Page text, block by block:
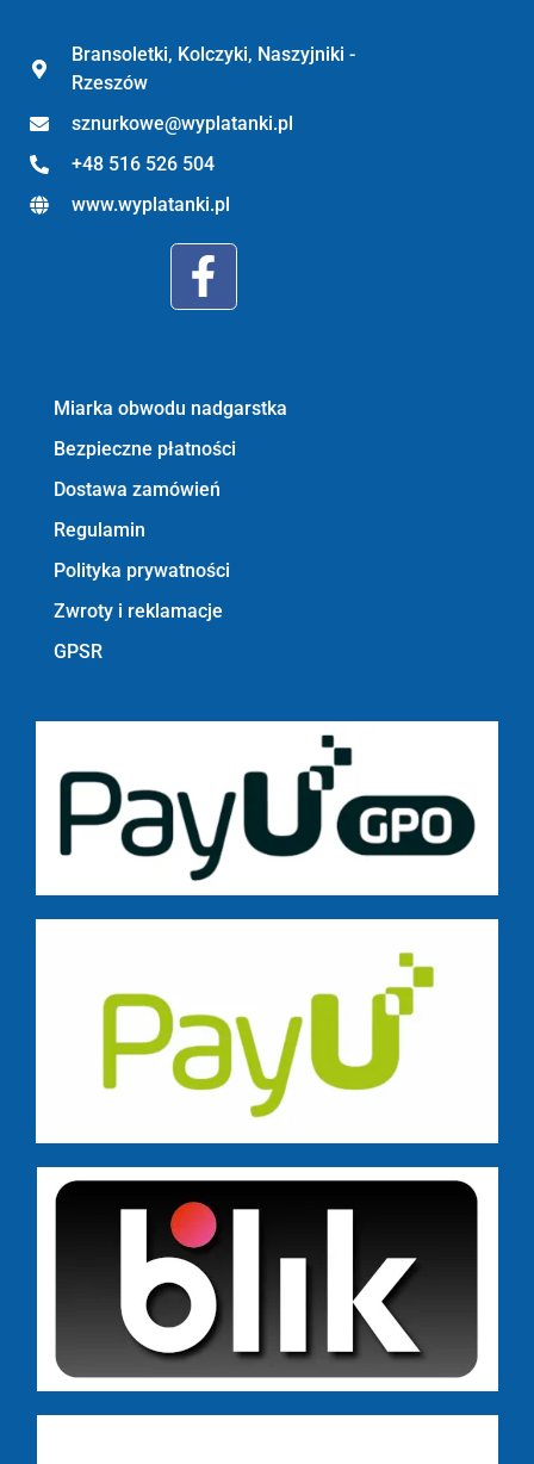
Bransoletki, Kolczyki, Naszyjniki -
Rzeszów
sznurkowe@wyplatanki.pl
+48 516 526 504
www.wyplatanki.pl
Miarka obwodu nadgarstka
Bezpieczne płatności
Dostawa zamówień
Regulamin
Polityka prywatności
Zwroty i reklamacje
GPSR